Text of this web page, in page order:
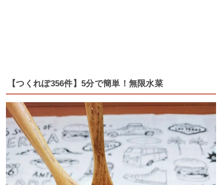
【つくれぽ356件】5分で簡単！無限水菜